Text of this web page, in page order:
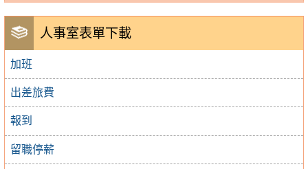
人事室表單下載
加班
出差旅費
報到
留職停薪